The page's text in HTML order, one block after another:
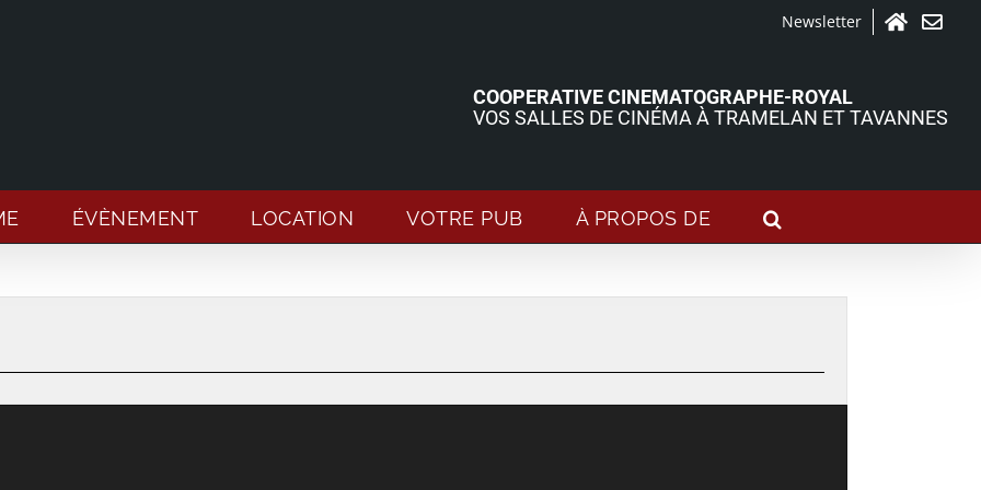
Newsletter
COOPERATIVE CINEMATOGRAPHE-ROYAL
VOS SALLES DE CINÉMA À TRAMELAN ET TAVANNES
ÉVÈNEMENT LOCATION VOTRE PUB À PROPOS DE